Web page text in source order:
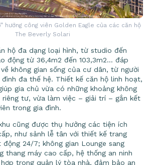
hướng công viên Golden Eagle của các căn hộ
The Beverly Solari
hộ đa dạng loại hình, từ studio đến
động từ 36,4m2 đến 103,3m2… đáp
không gian sống của cư dân, từ người
đa thế hệ. Thiết kế căn hộ linh hoạt,
gia chủ vừa có những khoảng không
riêng tư, vừa làm việc – giải trí – gắn kết
trong gia đình.
cũng được thụ hưởng các tiện ích
như sảnh lễ tân với thiết kế trang
24/7; không gian Lounge sang
thang máy cao cấp, hệ thống an ninh
trong quản lý tòa nhà, đảm bảo an